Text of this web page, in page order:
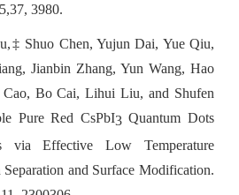
37, 3980.
Shuo Chen, Yujun Dai, Yue Qiu,
Jianbin Zhang, Yun Wang, Hao
Bo Cai, Lihui Liu, and Shufen
Pure Red CsPbI3 Quantum Dots
via Effective Low Temperature
and Surface Modification.